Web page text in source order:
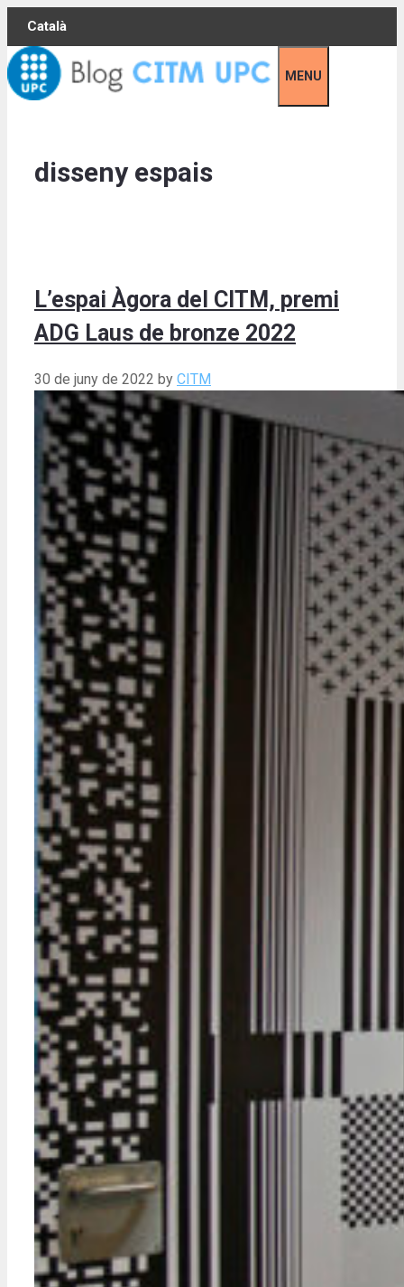
Skip
content
Català
MENU
disseny espais
L’espai Àgora del CITM, premi
ADG Laus de bronze 2022
30 de juny de 2022 by CITM